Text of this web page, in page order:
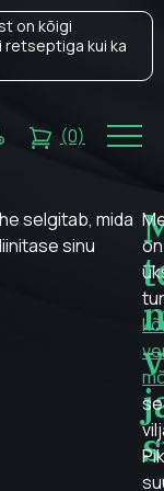
on kõigi
kui ka
(0)
selgitab, mida
sinu
on